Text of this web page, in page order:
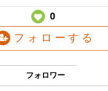
0
フォローする
フォロワー